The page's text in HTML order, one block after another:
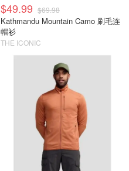
$49.99 $69.98
Kathmandu Mountain Camo 刷毛连
帽衫
THE ICONIC